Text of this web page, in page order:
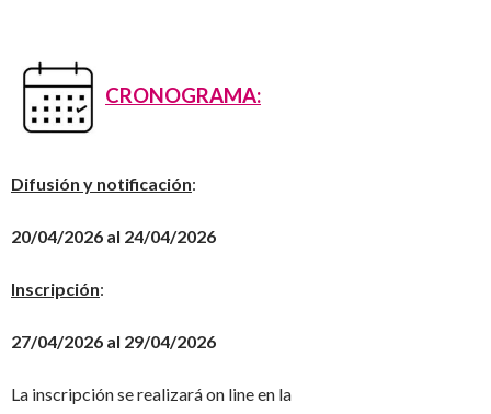
CRONOGRAMA:
Difusión y notificación:
20/04/2026 al 24/04/2026
Inscripción:
27/04/2026 al 29/04/2026
La inscripción se realizará on line en la